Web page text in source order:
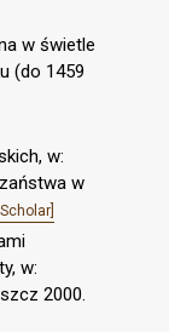
w świetle
(do 1459
w:
w
w:
2000.